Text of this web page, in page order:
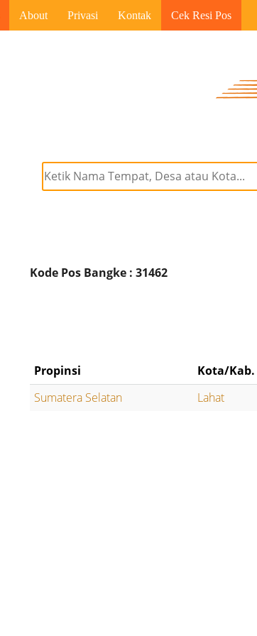
About Privasi Kontak Cek Resi Pos
Kode Pos Bangke : 31462
Propinsi Kota/Kab.
Sumatera Selatan
Lahat